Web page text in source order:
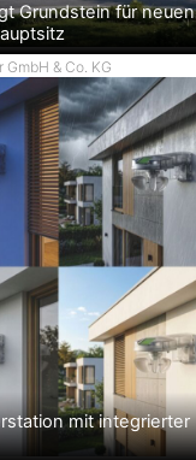
Grundstein für neuen
GmbH & Co. KG
mit integrierter